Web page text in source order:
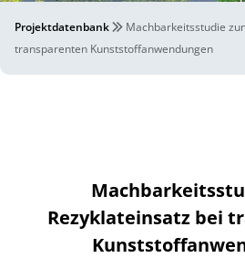
Projektdatenbank
Machbarkeitsstudie
transparenten Kunststoffanwendungen
Rezyklateinsatz bei